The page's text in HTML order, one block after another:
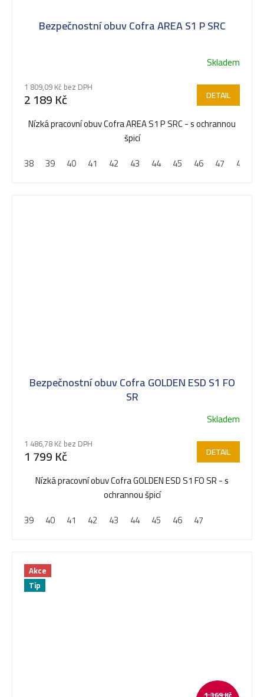
Bezpečnostní obuv Cofra AREA S1 P SRC
Skladem
1 809,09 Kč bez DPH
2 189 Kč DETAIL
Nízká pracovní obuv Cofra AREA S1 P SRC - s ochrannou
špicí
38
39 40 41 42 43 44 45 46 47 48
Bezpečnostní obuv Cofra GOLDEN ESD S1 FO
SR
Skladem
1 486,78 Kč bez DPH
1 799 Kč DETAIL
Nízká pracovní obuv Cofra GOLDEN ESD S1 FO SR - s
ochrannou špicí
39
40 41 42 43 44 45 46 47
Akce
Tip